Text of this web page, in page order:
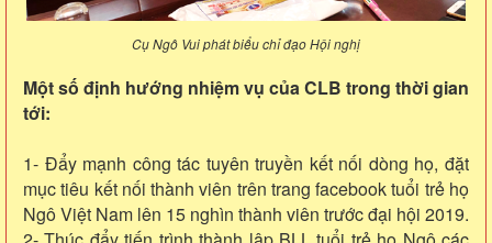
Cụ Ngô Vui phát biểu chỉ đạo Hội nghị
Một số định hướng nhiệm vụ của CLB trong thời gian
tới:
1- Đẩy mạnh công tác tuyên truyền kết nối dòng họ, đặt
mục tiêu kết nối thành viên trên trang facebook tuổi trẻ họ
Ngô Việt Nam lên 15 nghìn thành viên trước đại hội 2019.